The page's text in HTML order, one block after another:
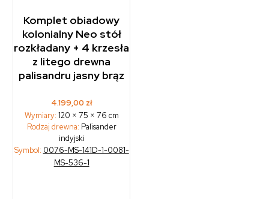
Komplet obiadowy
kolonialny Neo stół
rozkładany + 4 krzesła
z litego drewna
palisandru jasny brąz
4.199,00 zł
Wymiary: 120 × 75 × 76 cm
Rodzaj drewna: Palisander
indyjski
Symbol: 0076-MS-141D-1-0081-
MS-536-1